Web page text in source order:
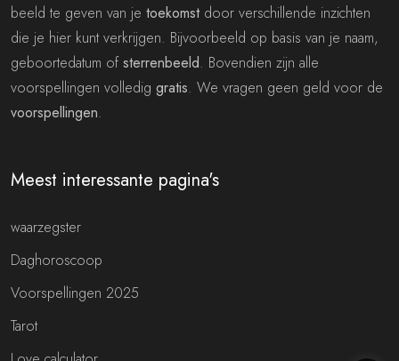
beeld te geven van je toekomstdoor verschillende inzichten
die je hier kunt verkrijgen. Bijvoorbeeld op basis van je naam,
geboortedatum ofsterrenbeeld. Bovendien zijn alle
voorspellingen volledig gratis. We vragen geen geld voor de
voorspellingen.
Meest interessante pagina's
waarzegster
Daghoroscoop
Voorspellingen 2025
Tarot